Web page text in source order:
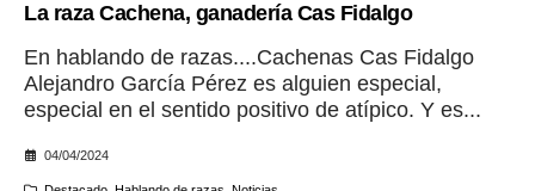
La raza Cachena, ganadería Cas Fidalgo
En hablando de razas....Cachenas Cas Fidalgo
Alejandro García Pérez es alguien especial,
especial en el sentido positivo de atípico. Y es...
04/04/2024